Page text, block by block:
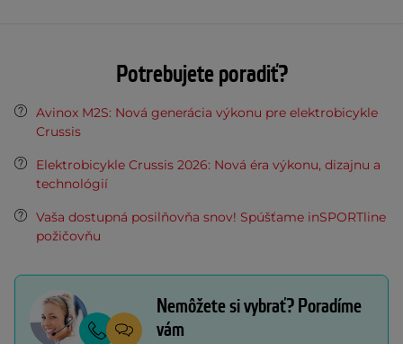
Potrebujete poradiť?
Avinox M2S: Nová generácia výkonu pre elektrobicykle
Crussis
Elektrobicykle Crussis 2026: Nová éra výkonu, dizajnu a
technológií
Vaša dostupná posilňovňa snov! Spúšťame inSPORTline
požičovňu
Nemôžete si vybrať? Poradíme
vám